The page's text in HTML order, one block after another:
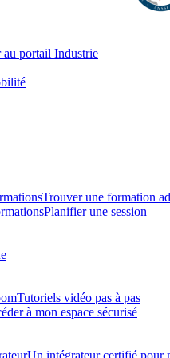
au portail Industrie
Trouver une formation
Planifier une session
Tutoriels vidéo pas à pas
à mon espace sécurisé